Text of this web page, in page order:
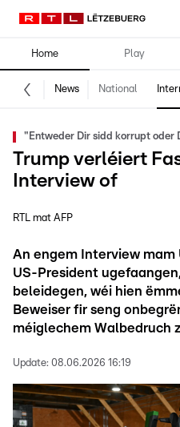
Home Play
News National
"Entweder Dir sidd korrupt oder
Trump verléiert
Interview of
RTL mat AFP
An engem Interview mam
US-President
beleidegen, wéi hien
Beweiser fir seng
méiglechem Walbedruch
Update: 08.06.2026 16:19